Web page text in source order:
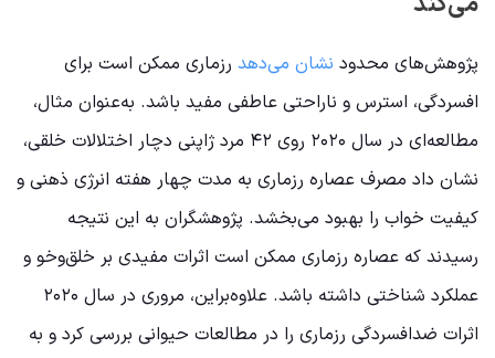
پژوهش‌های محدود نشان می‌دهد رزماری ممکن است برای
افسردگی، استرس و ناراحتی عاطفی مفید باشد. به‌عنوان مثال،
مطالعه‌ای در سال ۲۰۲۰ روی ۴۲ مرد ژاپنی دچار اختلالات خلقی،
نشان داد مصرف عصاره رزماری به مدت چهار هفته انرژی ذهنی و
کیفیت خواب را بهبود می‌بخشد. پژوهشگران به این نتیجه
رسیدند که عصاره رزماری ممکن است اثرات مفیدی بر خلق‌وخو و
عملکرد شناختی داشته باشد. علاوه‌براین، مروری در سال ۲۰۲۰
اثرات ضدافسردگی رزماری را در مطالعات حیوانی بررسی کرد و به